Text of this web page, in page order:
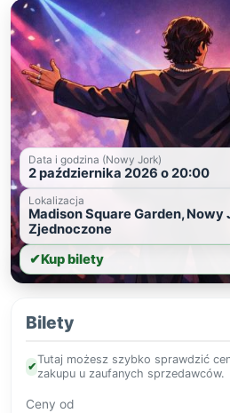
Data i godzina (Nowy Jork)
2 października 2026 o 20:00
Lokalizacja
Madison Square Garden, Nowy
Zjednoczone
✔Kup bilety
Bilety
✔
Tutaj możesz szybko sprawdzić
zakupu u zaufanych sprzedawców.
Ceny od